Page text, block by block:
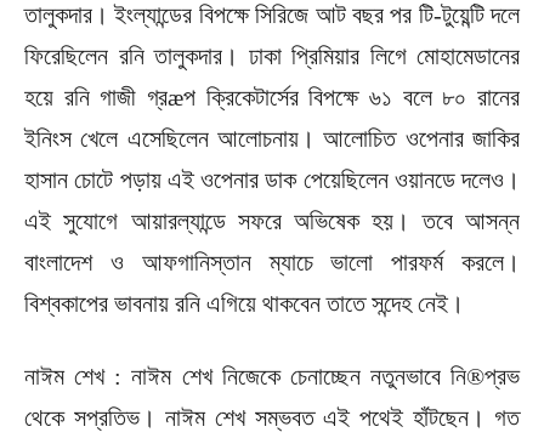
তালুকদার। ইংল্যান্ডের বিপক্ষে সিরিজে আট বছর পর টি-টুয়েন্টি দলে
ফিরেছিলেন রনি তালুকদার। ঢাকা প্রিমিয়ার লিগে মোহামেডানের
হয়ে রনি গাজী গ্রæপ ক্রিকেটার্সের বিপক্ষে ৬১ বলে ৮০ রানের
ইনিংস খেলে এসেছিলেন আলোচনায়। আলোচিত ওপেনার জাকির
হাসান চোটে পড়ায় এই ওপেনার ডাক পেয়েছিলেন ওয়ানডে দলেও।
এই সুযোগে আয়ারল্যান্ডে সফরে অভিষেক হয়। তবে আসন্ন
বাংলাদেশ ও আফগানিস্তান ম্যাচে ভালো পারফর্ম করলে।
বিশ্বকাপের ভাবনায় রনি এগিয়ে থাকবেন তাতে সন্দেহ নেই।
নাঈম শেখ : নাঈম শেখ নিজেকে চেনাচ্ছেন নতুনভাবে নি®প্রভ
থেকে সপ্রতিভ। নাঈম শেখ সম্ভবত এই পথেই হাঁটছেন। গত